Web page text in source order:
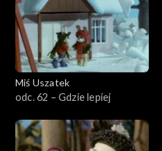
Miś Uszatek
odc. 62 – Gdzie lepiej